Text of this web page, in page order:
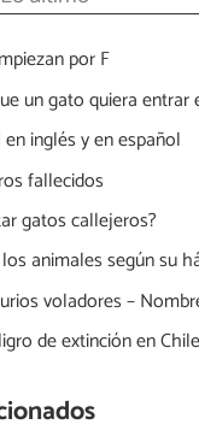
por F
un gato quiera entrar
inglés y en español
fallecidos
gatos callejeros?
animales según su
voladores –
de extinción en Chile